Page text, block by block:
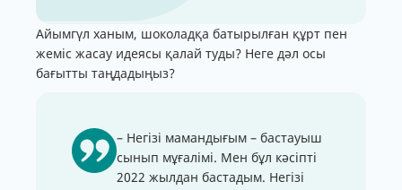
Айымгүл ханым, шоколадқа батырылған құрт пен
жеміс жасау идеясы қалай туды? Неге дәл осы
бағытты таңдадыңыз?
– Негізі мамандығым – бастауыш
сынып мұғалімі. Мен бұл кәсіпті
2022 жылдан бастадым. Негізі